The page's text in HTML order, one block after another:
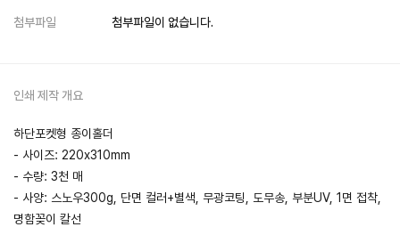
첨부파일 첨부파일이 없습니다.
인쇄 제작 개요
하단포켓형 종이홀더
- 사이즈: 220x310mm
- 수량: 3천 매
- 사양: 스노우300g, 단면 컬러+별색, 무광코팅, 도무송, 부분UV, 1면 접착,
명함꽂이 칼선